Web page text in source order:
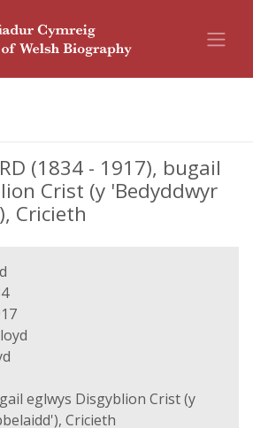
(1834 - 1917), bugail
Crist (y 'Bedyddwyr
Cricieth
eglwys Disgyblion Crist (y
Cricieth